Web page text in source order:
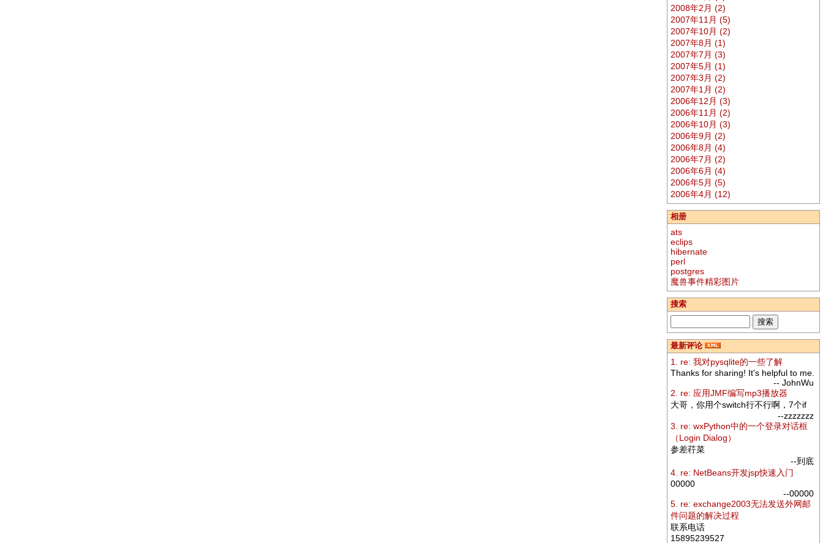
2008年2月 (2)
2007年11月 (5)
2007年10月 (2)
2007年8月 (1)
2007年7月 (3)
2007年5月 (1)
2007年3月 (2)
2007年1月 (2)
2006年12月 (3)
2006年11月 (2)
2006年10月 (3)
2006年9月 (2)
2006年8月 (4)
2006年7月 (2)
2006年6月 (4)
2006年5月 (5)
2006年4月 (12)
相册
ats
eclips
hibernate
perl
postgres
魔兽事件精彩图片
搜索
最新评论
1. re: 我对pysqlite的一些了解
Thanks for sharing! It's helpful to me.
-- JohnWu
2. re: 应用JMF编写mp3播放器
大哥，你用个switch行不行啊，7个if
--zzzzzzz
3. re: wxPython中的一个登录对话框
（Login Dialog）
参差荇菜
--到底
4. re: NetBeans开发jsp快速入门
00000
--00000
5. re: exchange2003无法发送外网邮
件问题的解决过程
联系电话
15895239527